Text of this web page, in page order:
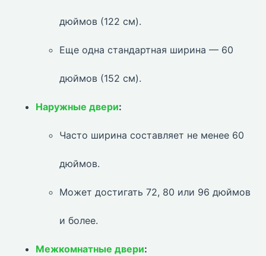
дюймов (122 см).
Еще одна стандартная ширина — 60
дюймов (152 см).
Наружные двери:
Часто ширина составляет не менее 60
дюймов.
Может достигать 72, 80 или 96 дюймов
и более.
Межкомнатные двери: